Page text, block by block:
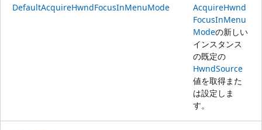
DefaultAcquireHwndFocusInMenuMode
AcquireHwnd
FocusInMenu
Modeの新しい
インスタンス
の既定の
HwndSource
値を取得また
は設定しま
す。